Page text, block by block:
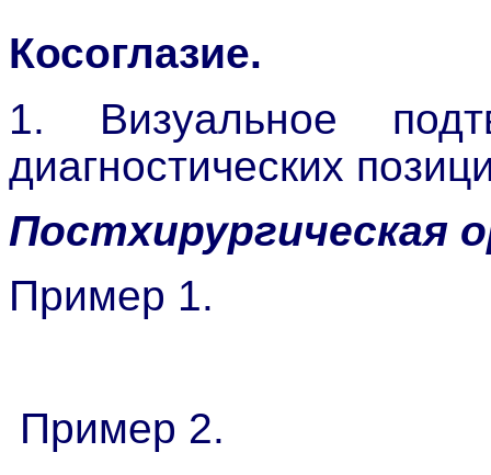
Косоглазие.
1. Визуальное
диагностических
Постхирургическая
Пример 1.
Пример 2.